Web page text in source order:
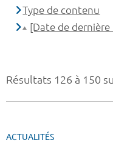
Résultats 126 à 150
ACTUALITÉS
Type de contenu
[Date de